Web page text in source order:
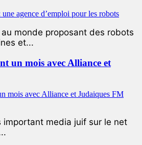
monde proposant des robots
et...
un mois avec Alliance et
important media juif sur le net